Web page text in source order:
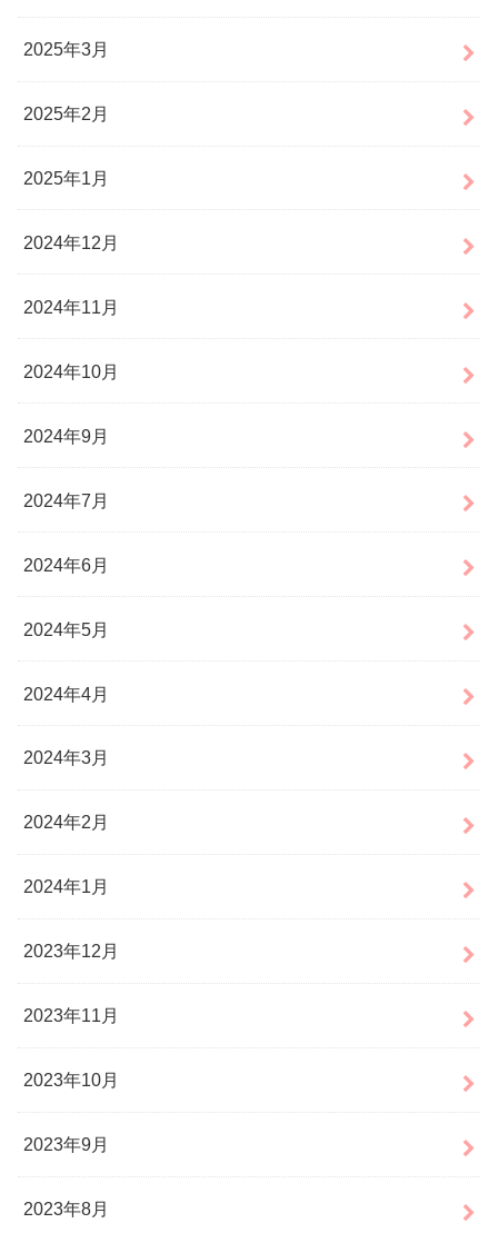
2025年3月
2025年2月
2025年1月
2024年12月
2024年11月
2024年10月
2024年9月
2024年7月
2024年6月
2024年5月
2024年4月
2024年3月
2024年2月
2024年1月
2023年12月
2023年11月
2023年10月
2023年9月
2023年8月